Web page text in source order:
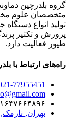
متخصصان علوم
تولید انواع
پرورش و تکثیر
طیور فعالیت دارد.
راه‌های ارتباط با
77955451
۱۶۴۷۶۶۴۸۹۶
تهران, نارمک,